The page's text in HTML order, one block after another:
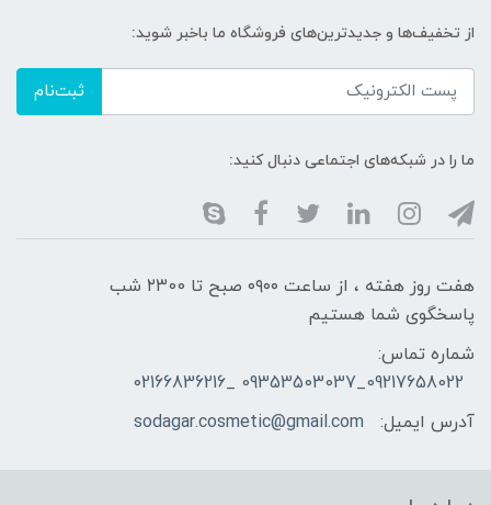
از تخفیف‌ها و جدیدترین‌های فروشگاه ما باخبر شوید:
ثبت‌نام
ما را در شبکه‌های اجتماعی دنبال کنید:
هفت روز هفته ، از ساعت ۰۹۰۰ صبح تا ۲۳00 شب
پاسخگوی شما هستیم
شماره تماس:
09217658022_09353503037 _02166836216
آدرس ایمیل:
sodagar.cosmetic@gmail.com